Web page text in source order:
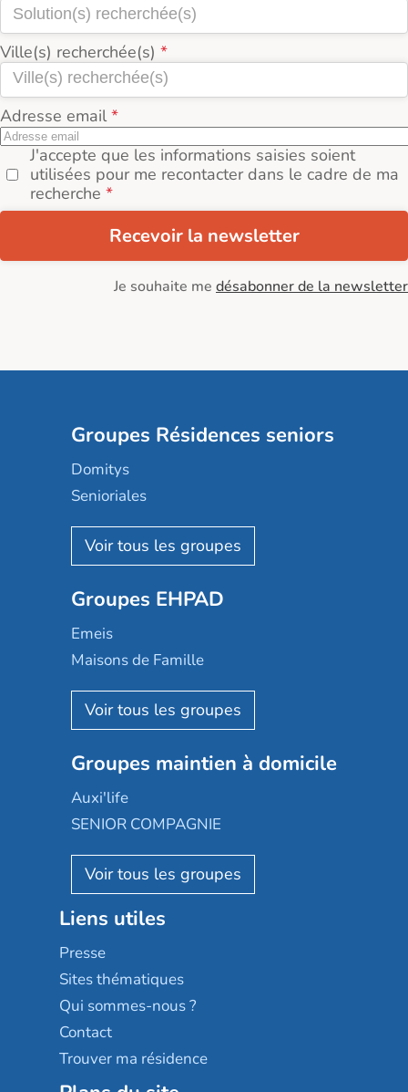
Ville(s) recherchée(s)
Adresse email
J'accepte que les informations saisies soient
utilisées pour me recontacter dans le cadre de ma
recherche
Recevoir la newsletter
Je souhaite me désabonner de la newsletter
Groupes Résidences seniors
Domitys
Senioriales
Nohée
Les Résidentiels
Mobicap
Domusvi
Happy Senior
Aquarelia
Nexity edenea
Les jardins d'Arcadie
Occitalia
Appartseniors
Reseda
Stella management
Les villages d'or
Sérénys
Résidences services Villa Médicis
Groupes EHPAD
Emeis
Maisons de Famille
Korian
Emera
Groupe SOS
Le Noble Âge
Almage
Résidalya
Groupe aplus
Groupes maintien à domicile
Auxi'life
SENIOR COMPAGNIE
AGE D'OR Services
Liens utiles
Presse
Sites thématiques
Qui sommes-nous ?
Contact
Trouver ma résidence